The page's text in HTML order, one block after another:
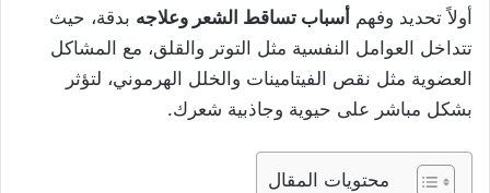
أولاً تحديد وفهم أسباب تساقط الشعر وعلاجه بدقة، حيث
تتداخل العوامل النفسية مثل التوتر والقلق، مع المشاكل
العضوية مثل نقص الفيتامينات والخلل الهرموني، لتؤثر
بشكل مباشر على حيوية وجاذبية شعرك.
محتويات المقال